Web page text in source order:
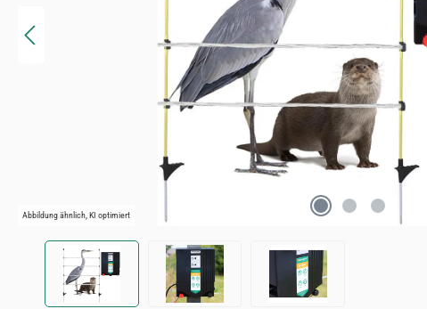
Abbildung ähnlich, KI optimiert